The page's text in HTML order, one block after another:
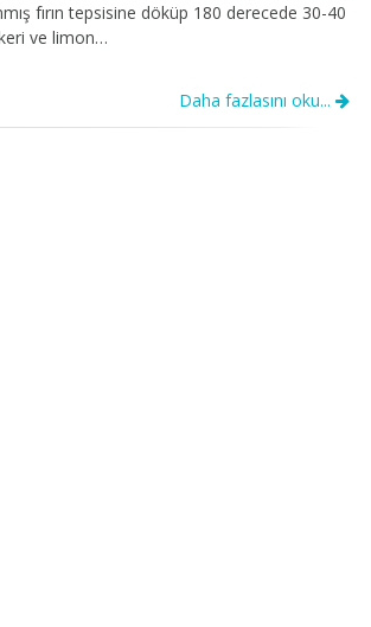
fırın tepsisine döküp 180 derecede 30-40
ve limon…
Daha fazlasını oku...